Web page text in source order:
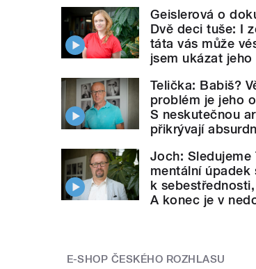
Geislerová o
Dvě deci tuše: I
táta vás může
jsem ukázat
Telička: Babiš?
problém je jeho
S neskutečnou
přikrývají
Joch: Sledujeme
mentální úpadek
k
A konec je v
E-SHOP ČESKÉHO ROZHLASU